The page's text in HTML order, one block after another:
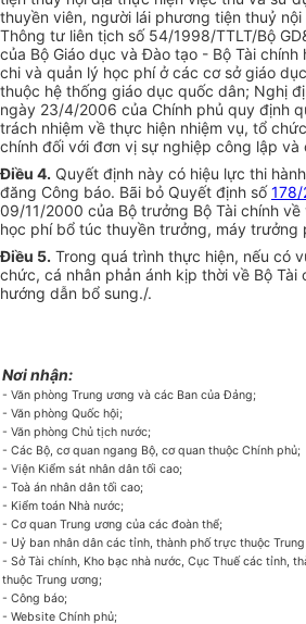
thuyền viên, người lái phương tiện thuỷ
Thông tư liên tịch số 54/1998/TTLT/Bộ
của Bộ Giáo dục và Đào tạo - Bộ Tài
chi và quản lý học phí ở các cơ sở giáo
thuộc hệ thống giáo dục quốc dân; Nghị
ngày 23/4/2006 của Chính phủ quy định
trách nhiệm về thực hiện nhiệm vụ, tổ
chính đối với đơn vị sự nghiệp công lập
Điều 4. Quyết định này có hiệu lực thi
đăng Công báo. Bãi bỏ Quyết định số
09/11/2000 của Bộ trưởng Bộ Tài chính
học phí bổ túc thuyền trưởng, máy trưởng
Điều 5. Trong quá trình thực hiện, nếu có
chức, cá nhân phản ánh kịp thời về Bộ Tài
hướng dẫn bổ sung./.
Nơi nhận:
- Văn phòng Trung ương và các Ban của Đảng;
- Văn phòng Quốc hội;
- Văn phòng Chủ tịch nước;
- Các Bộ, cơ quan ngang Bộ, cơ quan thuộc Chính phủ;
- Viện Kiểm sát nhân dân tối cao;
- Toà án nhân dân tối cao;
- Kiểm toán Nhà nước;
- Cơ quan Trung ương của các đoàn thể;
- Uỷ ban nhân dân các tỉnh, thành phố trực thuộc
- Sở Tài chính, Kho bạc nhà nước, Cục Thuế các tỉnh,
thuộc Trung ương;
- Công báo;
- Website Chính phủ;